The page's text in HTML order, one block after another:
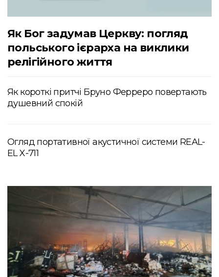
Як Бог задумав Церкву: погляд
польського ієрарха на виклики
релігійного життя
Як короткі притчі Бруно Ферреро повертають
душевний спокій
Огляд портативної акустичної системи REAL-
EL X-711